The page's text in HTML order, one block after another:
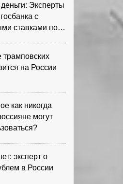
деньги: Эксперты
с
ставками по
трамповских
на России
как никогда
могут
эксперт о
в России